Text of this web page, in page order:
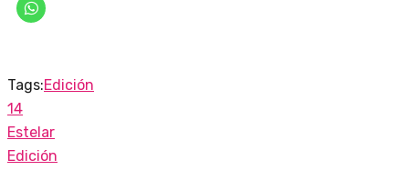
Tags:Edición
14
Estelar
Edición